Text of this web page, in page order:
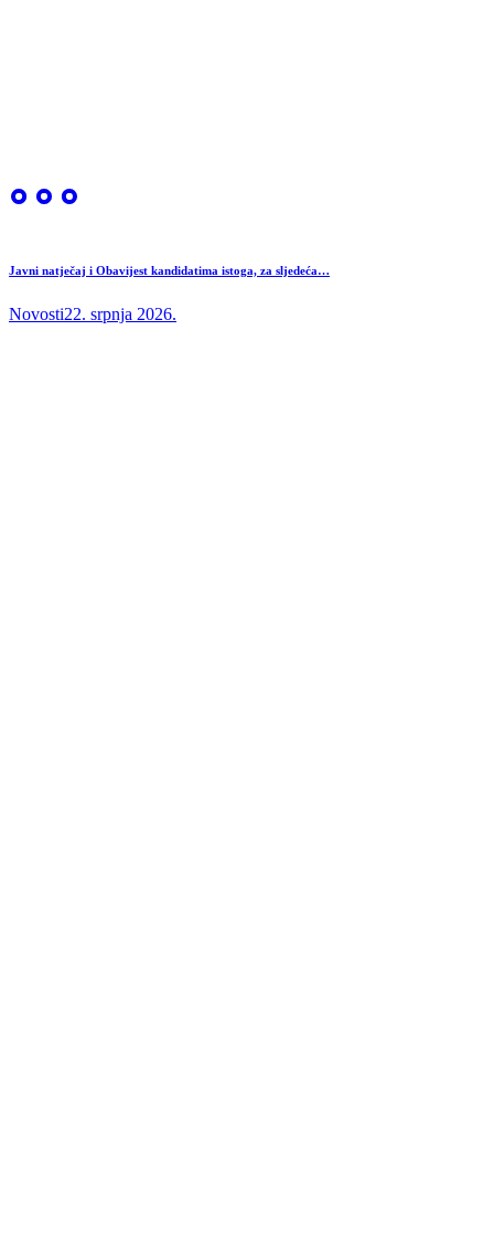
Javni natječaj i Obavijest kandidatima istoga, za sljedeća…
Novosti22. srpnja 2026.